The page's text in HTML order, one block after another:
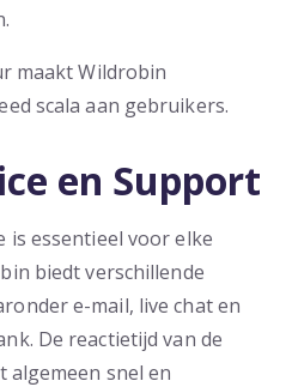
maakt Wildrobin
scala aan gebruikers.
en Support
is essentieel voor elke
biedt verschillende
e-mail, live chat en
De reactietijd van de
algemeen snel en